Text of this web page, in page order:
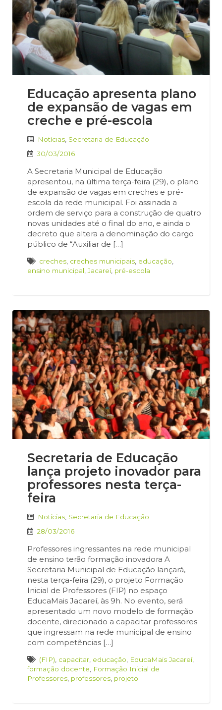
Educação apresenta plano
de expansão de vagas em
creche e pré-escola
Notícias Secretaria de Educação
30/03/2016
A Secretaria Municipal de Educação
apresentou, na última terça-feira (29), o plano
de expansão de vagas em creches e pré-
escola da rede municipal. Foi assinada a
ordem de serviço para a construção de quatro
novas unidades até o final do ano, e ainda o
decreto que altera a denominação do cargo
público de “Auxiliar de […]
creches creches municipais educação
ensino municipal ,Jacareí, pré-escola
Secretaria de Educação
lança projeto inovador para
professores nesta terça-
feira
Notícias Secretaria de Educação
28/03/2016
Professores ingressantes na rede municipal
de ensino terão formação inovadora A
Secretaria Municipal de Educação lançará,
nesta terça-feira (29), o projeto Formação
Inicial de Professores (FIP) no espaço
EducaMais Jacareí, às 9h. No evento, será
apresentado um novo modelo de formação
docente, direcionado a capacitar professores
que ingressam na rede municipal de ensino
com competências […]
(FIP) capacitar educação EducaMais Jacareí,
formação docente
Formação Inicial de
Professores professores projeto